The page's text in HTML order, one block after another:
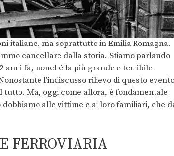
italiane, ma soprattutto in Emilia Romagna.
cancellare dalla storia. Stiamo parlando
anni fa, nonché la più grande e terribile
l’indiscusso rilievo di questo
Ma, oggi come allora, è fondamentale
alle vittime e ai loro familiari, che
FERROVIARIA